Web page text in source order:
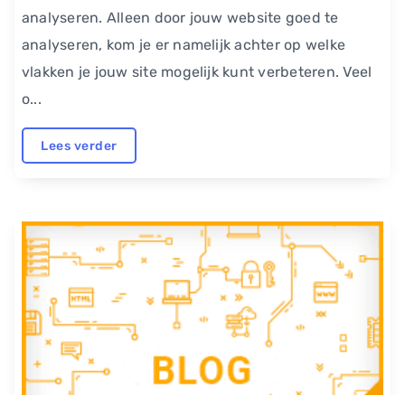
analyseren. Alleen door jouw website goed te
analyseren, kom je er namelijk achter op welke
vlakken je jouw site mogelijk kunt verbeteren. Veel
o...
Lees verder